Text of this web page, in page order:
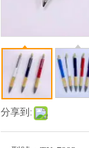
分享到: